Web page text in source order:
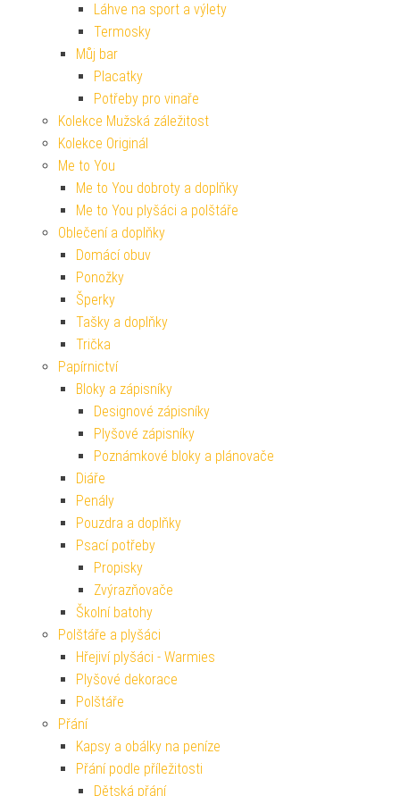
Láhve na sport a výlety
Termosky
Můj bar
Placatky
Potřeby pro vinaře
Kolekce Mužská záležitost
Kolekce Originál
Me to You
Me to You dobroty a doplňky
Me to You plyšáci a polštáře
Oblečení a doplňky
Domácí obuv
Ponožky
Šperky
Tašky a doplňky
Trička
Papírnictví
Bloky a zápisníky
Designové zápisníky
Plyšové zápisníky
Poznámkové bloky a plánovače
Diáře
Penály
Pouzdra a doplňky
Psací potřeby
Propisky
Zvýrazňovače
Školní batohy
Polštáře a plyšáci
Hřejiví plyšáci - Warmies
Plyšové dekorace
Polštáře
Přání
Kapsy a obálky na peníze
Přání podle příležitosti
Dětská přání